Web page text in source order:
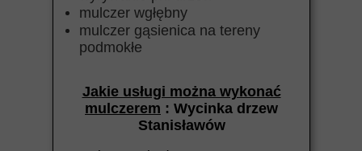
mulczer wgłębny
mulczer gąsienica na tereny
podmokłe
Jakie usługi można wykonać
mulczerem : Wycinka drzew
Stanisławów